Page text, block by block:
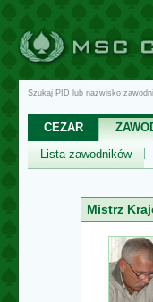
Szukaj PID lub nazwisko
CEZAR
Lista zawodników
Mistrz